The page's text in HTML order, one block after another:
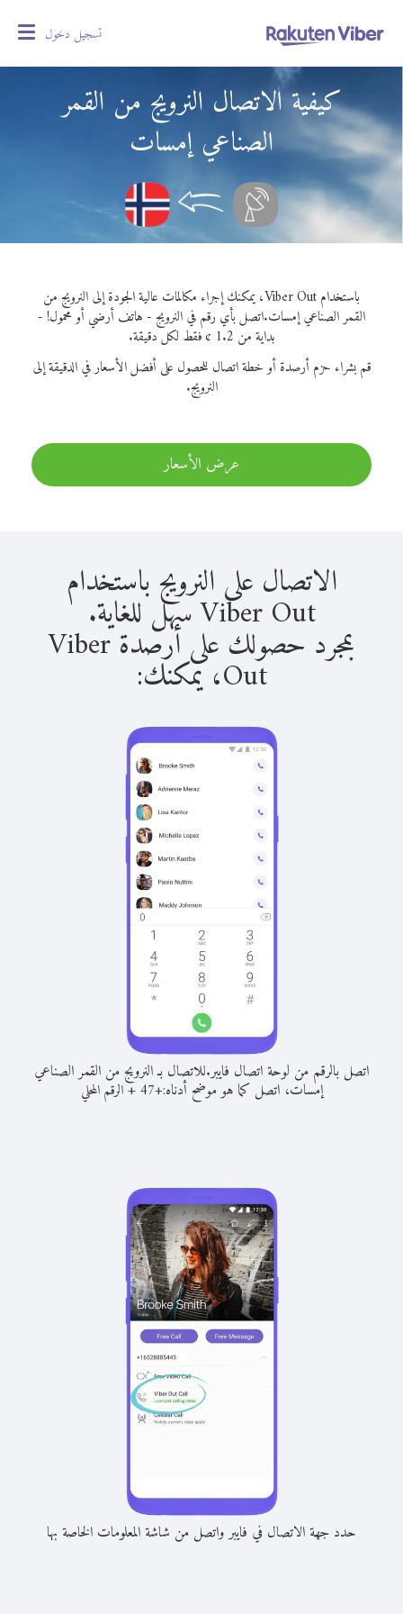
تسجيل دخول
كيفية الاتصال النرويج من القمر
الصناعي إمسات
باستخدام Viber Out، يمكنك إجراء مكالمات عالية الجودة إلى النرويج من
القمر الصناعي إمسات.اتصل بأي رقم في النرويج - هاتف أرضي أو محمول! -
بداية من 1.2 ¢ فقط لكل دقيقة.
قم بشراء حزم أرصدة أو خطة اتصال للحصول على أفضل الأسعار في الدقيقة إلى
النرويج.
عرض الأسعار
الاتصال على النرويج باستخدام
Viber Out سهل للغاية.
بمجرد حصولك على أرصدة Viber
Out، يمكنك:
اتصل بالرقم من لوحة اتصال فايبر.للاتصال بـ النرويج من القمر الصناعي
إمسات، اتصل كما هو موضح أدناه:+
47
+الرقم المحلي
حدد جهة الاتصال في فايبر واتصل من شاشة المعلومات الخاصة بها